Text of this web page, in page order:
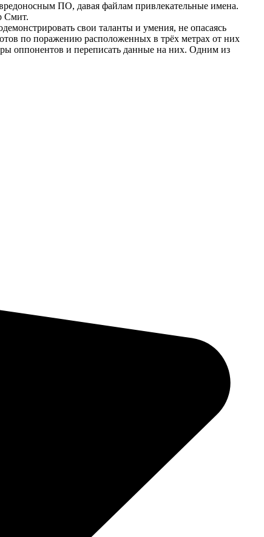
ПО, давая файлам привлекательные имена.
Смит.
свои таланты и умения, не опасаясь
по поражению расположенных в трёх метрах от них
оппонентов и переписать данные на них. Одним из